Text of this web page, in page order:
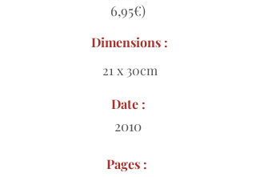
6,95€)
Dimensions :
21 x 30cm
Date :
2010
Pages :